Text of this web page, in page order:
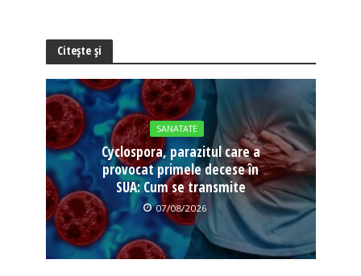
Citește și
SANATATE
Cyclospora, parazitul care a
provocat primele decese în
SUA: Cum se transmite
07/08/2026